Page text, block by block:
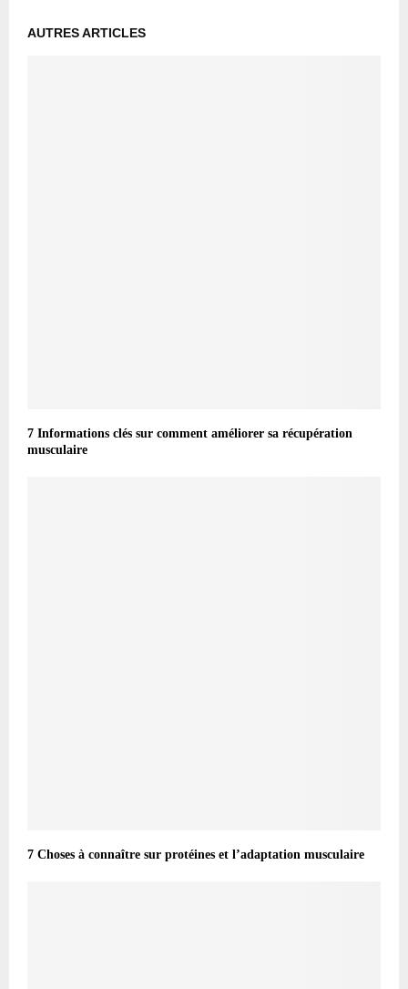
AUTRES ARTICLES
7 Informations clés sur comment améliorer sa récupération
musculaire
7 Choses à connaître sur protéines et l’adaptation musculaire